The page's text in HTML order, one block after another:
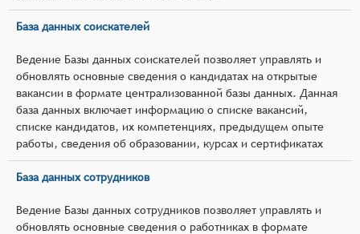
База данных соискателей
Ведение Базы данных соискателей позволяет управлять и
обновлять основные сведения о кандидатах на открытые
вакансии в формате централизованной базы данных. Данная
база данных включает информацию о списке вакансий,
списке кандидатов, их компетенциях, предыдущем опыте
работы, сведения об образовании, курсах и сертификатах
База данных сотрудников
Ведение Базы данных сотрудников позволяет управлять и
обновлять основные сведения о работниках в формате